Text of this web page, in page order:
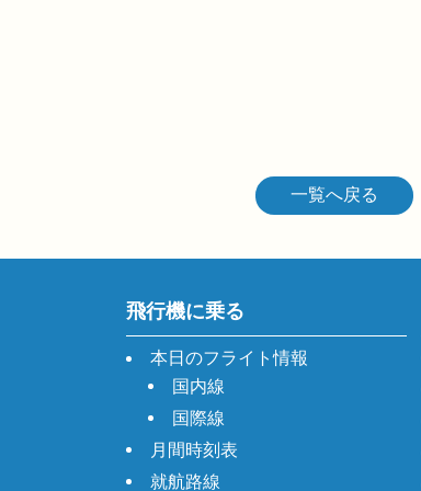
一覧へ戻る
飛行機に乗る
本日のフライト情報
国内線
国際線
月間時刻表
就航路線